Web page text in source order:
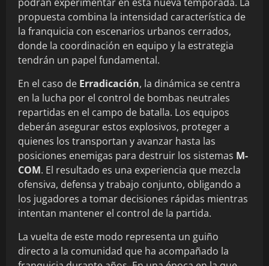
propuesta combina la intensidad característica de
la franquicia con escenarios urbanos cerrados,
donde la coordinación en equipo y la estrategia
tendrán un papel fundamental.
En el caso de Erradicación, la dinámica se centra
en la lucha por el control de bombas neutrales
repartidas en el campo de batalla. Los equipos
deberán asegurar estos explosivos, proteger a
quienes los transportan y avanzar hasta las
posiciones enemigas para destruir los sistemas M-
COM. El resultado es una experiencia que mezcla
ofensiva, defensa y trabajo conjunto, obligando a
los jugadores a tomar decisiones rápidas mientras
intentan mantener el control de la partida.
La vuelta de este modo representa un guiño
directo a la comunidad que ha acompañado la